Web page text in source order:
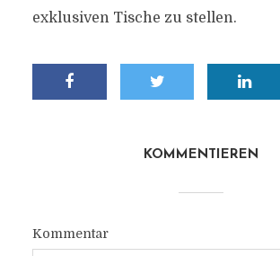
exklusiven Tische zu stellen.
KOMMENTIEREN
Kommentar